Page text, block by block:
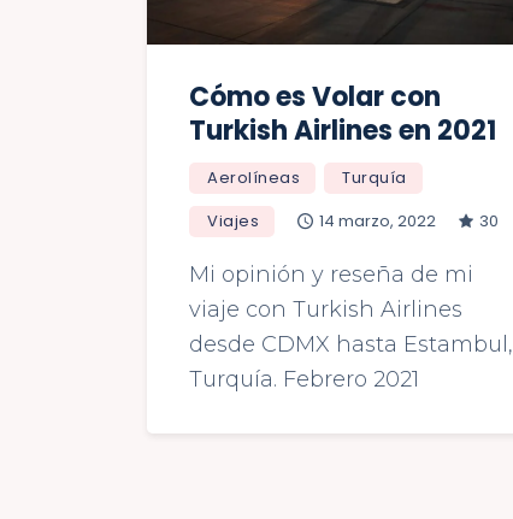
Cómo es Volar con
Turkish Airlines en 2021
Aerolíneas
Turquía
Viajes
14 marzo, 2022 30
Mi opinión y reseña de mi
viaje con Turkish Airlines
desde CDMX hasta Estambul,
Turquía. Febrero 2021